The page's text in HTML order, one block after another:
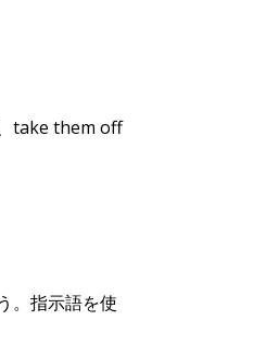
take them off
。指示語を使